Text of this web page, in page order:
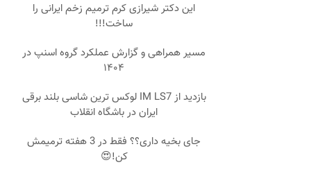
این دکتر شیرازی کرم ترمیم زخم ایرانی را
ساخت!!!
مسیر همراهی و گزارش عملکرد گروه اسنپ در
۱۴۰۴
بازدید از IM LS7 لوکس ترین شاسی بلند برقی
ایران در باشگاه انقلاب
جای بخیه داری؟؟ فقط در 3 هفته ترمیمش
کن!😍